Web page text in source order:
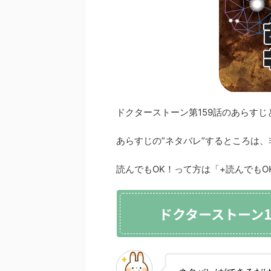
ドクターストーン第159話のあらす
あらすじの”ネタバレ”するところは
読んでもOK！って方は「+読んでも
ドクターストー